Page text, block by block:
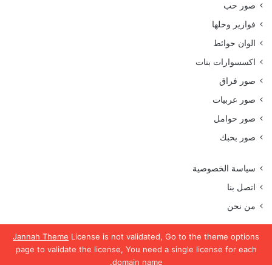
Jannah Theme License is not validated, Go to the theme options
page to validate the license, You need a single license for each
domain name.
صور حب
فوازير وحلها
الوان حوائط
اكسسوارات بنات
صور فراق
صور عربيات
صور حوامل
صور بحبك
سياسة الخصوصية
اتصل بنا
من نحن
جميع الحقوق محفوظة موقع رمسة عرب 2023